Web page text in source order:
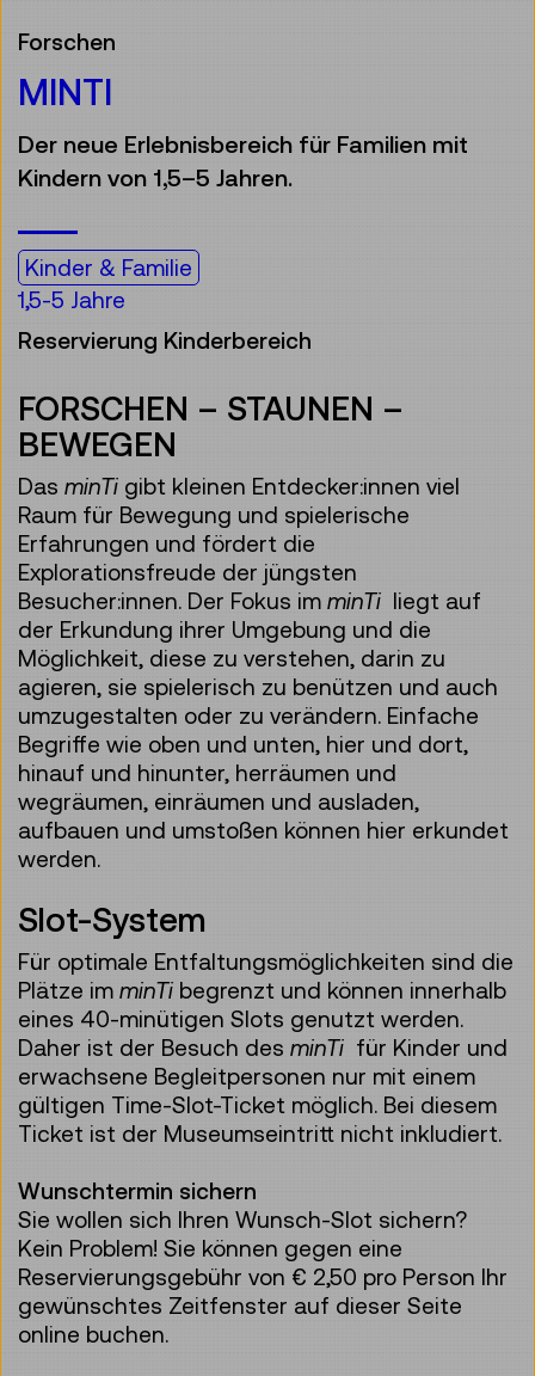
Forschen
MINTI
Der neue Erlebnisbereich für Familien mit
Kindern von 1,5–5 Jahren.
Kinder & Familie
1,5-5 Jahre
Reservierung Kinderbereich
FORSCHEN – STAUNEN –
BEWEGEN
Das minTi gibt kleinen Entdecker:innen viel
Raum für Bewegung und spielerische
Erfahrungen und fördert die
Explorationsfreude der jüngsten
Besucher:innen. Der Fokus im minTi liegt auf
der Erkundung ihrer Umgebung und die
Möglichkeit, diese zu verstehen, darin zu
agieren, sie spielerisch zu benützen und auch
umzugestalten oder zu verändern. Einfache
Begriffe wie oben und unten, hier und dort,
hinauf und hinunter, herräumen und
wegräumen, einräumen und ausladen,
aufbauen und umstoßen können hier erkundet
werden.
Slot-System
Für optimale Entfaltungsmöglichkeiten sind die
Plätze im minTi begrenzt und können innerhalb
eines 40-minütigen Slots genutzt werden.
Daher ist der Besuch des minTi für Kinder und
erwachsene Begleitpersonen nur mit einem
gültigen Time-Slot-Ticket möglich. Bei diesem
Ticket ist der Museumseintritt nicht inkludiert.
Wunschtermin sichern
Sie wollen sich Ihren Wunsch-Slot sichern?
Kein Problem! Sie können gegen eine
Reservierungsgebühr von € 2,50 pro Person Ihr
gewünschtes Zeitfenster auf dieser Seite
online buchen.